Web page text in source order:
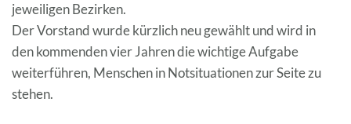
jeweiligen Bezirken.
Der Vorstand wurde kürzlich neu gewählt und wird in
den kommenden vier Jahren die wichtige Aufgabe
weiterführen, Menschen in Notsituationen zur Seite zu
stehen.